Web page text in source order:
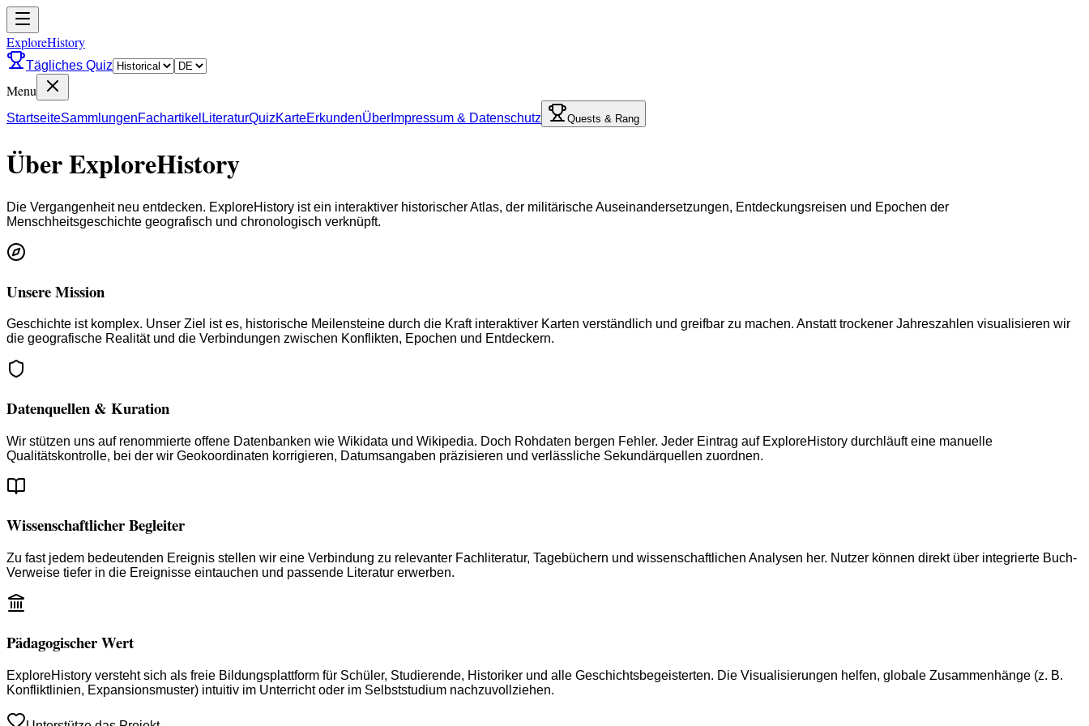
ExploreHistory
Tägliches Quiz
Menu
StartseiteSammlungenFachartikel LiteraturQuizKarteErkundenÜber Impressum & Datenschutz Quests & Rang
Über ExploreHistory
Die Vergangenheit neu entdecken. ExploreHistory ist ein interaktiver historischer Atlas, der militärische Auseinandersetzungen, Entdeckungsreisen und Epochen der
Menschheitsgeschichte geografisch und chronologisch verknüpft.
Unsere Mission
Geschichte ist komplex. Unser Ziel ist es, historische Meilensteine durch die Kraft interaktiver Karten verständlich und greifbar zu machen. Anstatt trockener Jahreszahlen visualisieren wir
die geografische Realität und die Verbindungen zwischen Konflikten, Epochen und Entdeckern.
Datenquellen & Kuration
Wir stützen uns auf renommierte offene Datenbanken wie Wikidata und Wikipedia. Doch Rohdaten bergen Fehler. Jeder Eintrag auf ExploreHistory durchläuft eine manuelle
Qualitätskontrolle, bei der wir Geokoordinaten korrigieren, Datumsangaben präzisieren und verlässliche Sekundärquellen zuordnen.
Wissenschaftlicher Begleiter
Zu fast jedem bedeutenden Ereignis stellen wir eine Verbindung zu relevanter Fachliteratur, Tagebüchern und wissenschaftlichen Analysen her. Nutzer können direkt über integrierte Buch-
Verweise tiefer in die Ereignisse eintauchen und passende Literatur erwerben.
Pädagogischer Wert
ExploreHistory versteht sich als freie Bildungsplattform für Schüler, Studierende, Historiker und alle Geschichtsbegeisterten. Die Visualisierungen helfen, globale Zusammenhänge (z. B.
Konfliktlinien, Expansionsmuster) intuitiv im Unterricht oder im Selbststudium nachzuvollziehen.